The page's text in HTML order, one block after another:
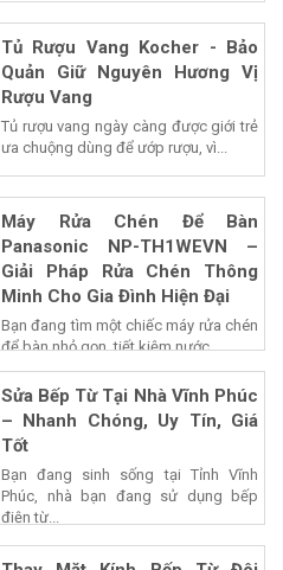
Tủ Rượu Vang Kocher - Bảo
Quản Giữ Nguyên Hương Vị
Rượu Vang
Tủ rượu vang ngày càng được giới trẻ
ưa chuộng dùng để ướp rượu, vì...
Máy Rửa Chén Để Bàn
Panasonic NP-TH1WEVN –
Giải Pháp Rửa Chén Thông
Minh Cho Gia Đình Hiện Đại
Bạn đang tìm một chiếc máy rửa chén
để bàn nhỏ gọn, tiết kiệm nước...
Sửa Bếp Từ Tại Nhà Vĩnh Phúc
– Nhanh Chóng, Uy Tín, Giá
Tốt
Bạn đang sinh sống tại Tỉnh Vĩnh
Phúc, nhà bạn đang sử dụng bếp
điện từ...